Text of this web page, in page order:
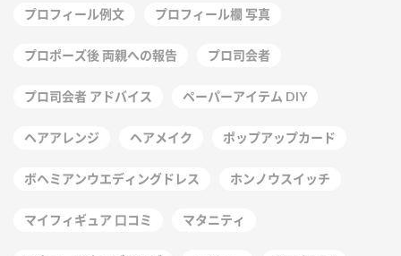
プロフィール例文 プロフィール欄 写真
プロポーズ後 両親への報告 プロ司会者
プロ司会者 アドバイス ペーパーアイテム DIY
ヘアアレンジ ヘアメイク ポップアップカード
ボヘミアンウエディングドレス ホンノウスイッチ
マイフィギュア 口コミ マタニティ